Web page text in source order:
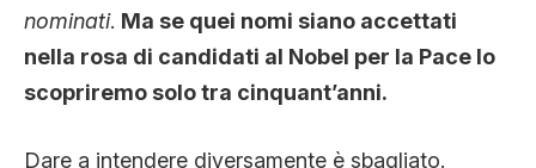
nominati. Ma se quei nomi siano accettati
nella rosa di candidati al Nobel per la Pace lo
scopriremo solo tra cinquant’anni.
Dare a intendere diversamente è sbagliato.